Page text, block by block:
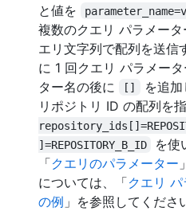
と値を
複数のクエリ パラメータ
エリ文字列で配列を送信
に 1 回クエリ パラメー
ター名の後に
[]
を追
リポジトリ ID の配列を
]=REPOSITORY_B_ID
を使
「クエリのパラメーター
については、「クエリ
の例 」を参照してくださ